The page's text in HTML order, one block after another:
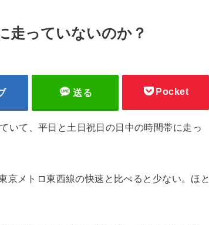
走っていないのか？
送る Pocket
いて、平日と土日祝日の日中の時間帯に走っ
メトロ東西線の快速と比べると少ない。ほと